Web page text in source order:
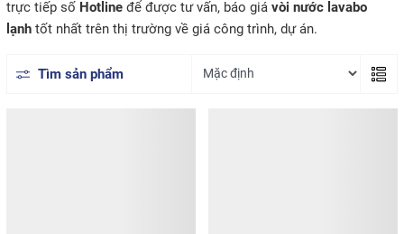
trực tiếp số Hotline để được tư vấn, báo giá vòi nước lavabo
lạnh tốt nhất trên thị trường về giá công trình, dự án.
Tìm sản phẩm